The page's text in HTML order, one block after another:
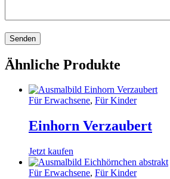
Ähnliche Produkte
Für Erwachsene, Für Kinder
Einhorn Verzaubert
Jetzt kaufen
Für Erwachsene, Für Kinder